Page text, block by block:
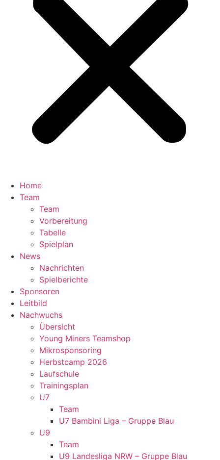
Home
Team
Team
Vorbereitung
Tabelle
Spielplan
News
Nachrichten
Spielberichte
Sponsoren
Leitbild
Nachwuchs
Übersicht
Young Miners Teamshop
Mikrosponsoring
Herbstcamp 2026
Laufschule
Trainingsplan
U7
Team
U7 Bambini Liga – Gruppe Blau
U9
Team
U9 Landesliga NRW – Gruppe Blau